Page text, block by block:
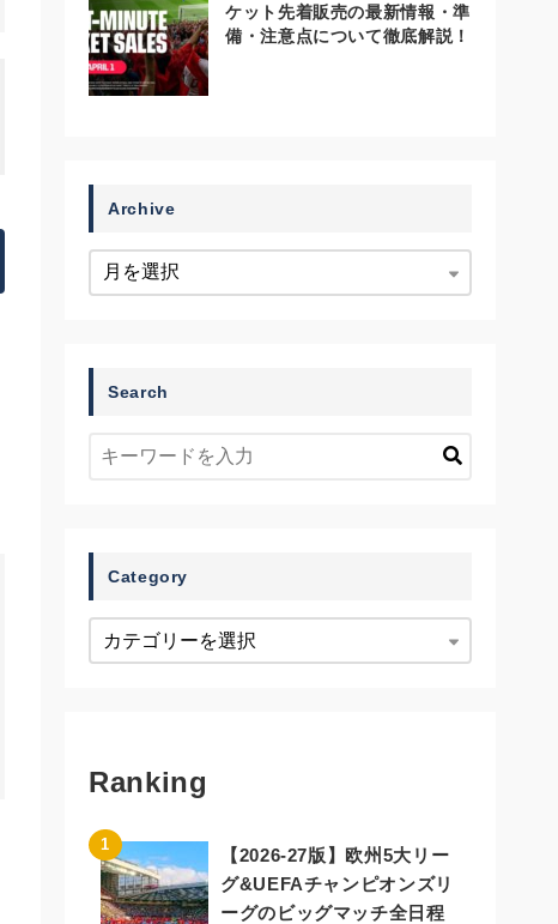
ケット先着販売の最新情報・準
備・注意点について徹底解説！
Archive
Search
Category
Ranking
【2026-27版】欧州5大リー
グ&UEFAチャンピオンズリ
ーグのビッグマッチ全日程